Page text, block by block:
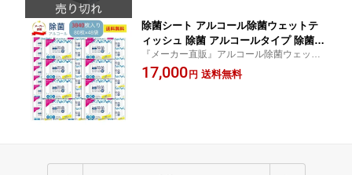
除菌シート アルコール除菌ウェットテ
ィッシュ 除菌 アルコールタイプ 除菌で
きる 日用お掃除ウェットシート 手 携帯
用 ハンド キッチン用 スマホ アルコー
『メーカー直販』アルコール除菌ウェット
ティッシュ 48個セット 送料無料
17,000 円 送料無料